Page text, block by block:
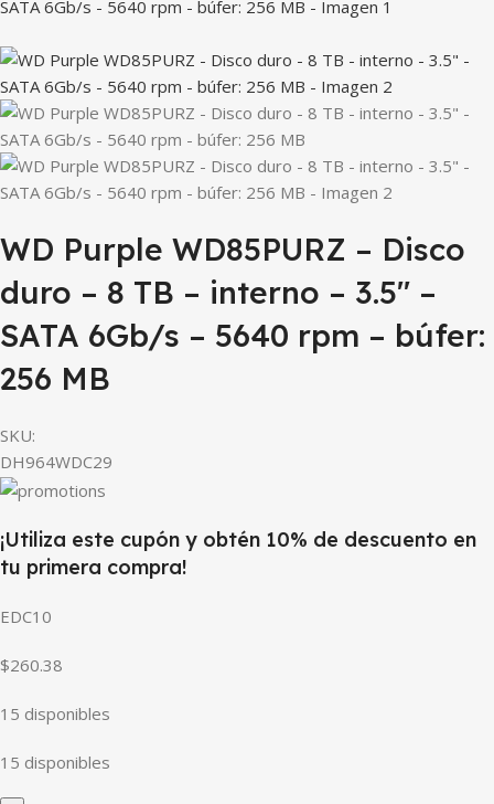
WD Purple WD85PURZ – Disco
duro – 8 TB – interno – 3.5″ –
SATA 6Gb/s – 5640 rpm – búfer:
256 MB
SKU:
DH964WDC29
¡Utiliza este cupón y obtén 10% de descuento en
tu primera compra!
EDC10
$260.38
15 disponibles
15 disponibles